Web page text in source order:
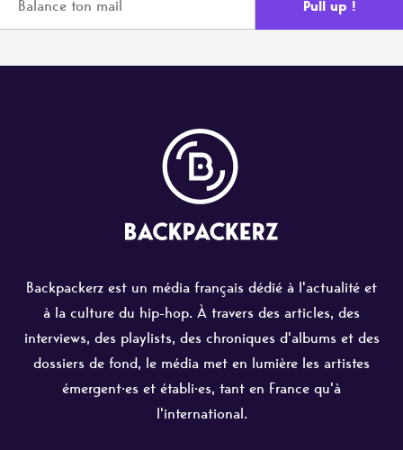
Backpackerz est un média français dédié à l'actualité et
à la culture du hip-hop. À travers des articles, des
interviews, des playlists, des chroniques d'albums et des
dossiers de fond, le média met en lumière les artistes
émergent·es et établi·es, tant en France qu'à
l'international.